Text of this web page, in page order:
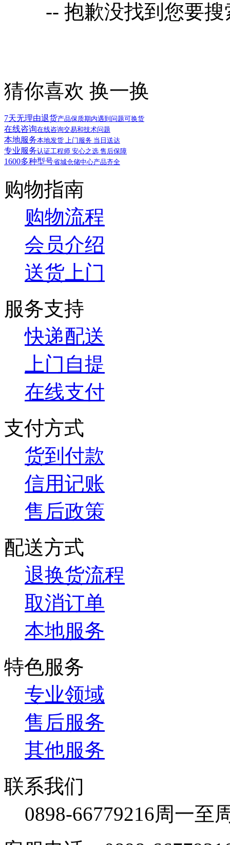
-- 抱歉没找到您要
猜你喜欢 换一换
7天无理由退货产品保质期内遇到问题可换货
在线咨询在线咨询交易和技术问题
本地服务本地发货 上门服务 当日送达
专业服务认证工程师 安心之选 售后保障
1600多种型号省城仓储中心产品齐全
购物指南
购物流程
会员介绍
送货上门
服务支持
快递配送
上门自提
在线支付
支付方式
货到付款
信用记账
售后政策
配送方式
退换货流程
取消订单
本地服务
特色服务
专业领域
售后服务
其他服务
联系我们
0898-66779216周一至